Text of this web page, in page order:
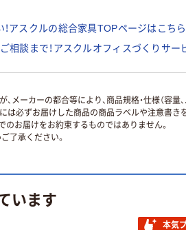
アスクルの総合家具TOPページはこちら
相談まで！アスクルオフィスづくりサー
ーカーの都合等により、商品規格・仕様（容
必ずお届けした商品の商品ラベルや注意書
のお届けをお約束するものではありません。
了承ください。
います
本気